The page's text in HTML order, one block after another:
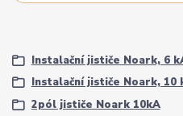
Instalační jističe Noark, 6
Instalační jističe Noark, 10
2pól jističe Noark 10kA